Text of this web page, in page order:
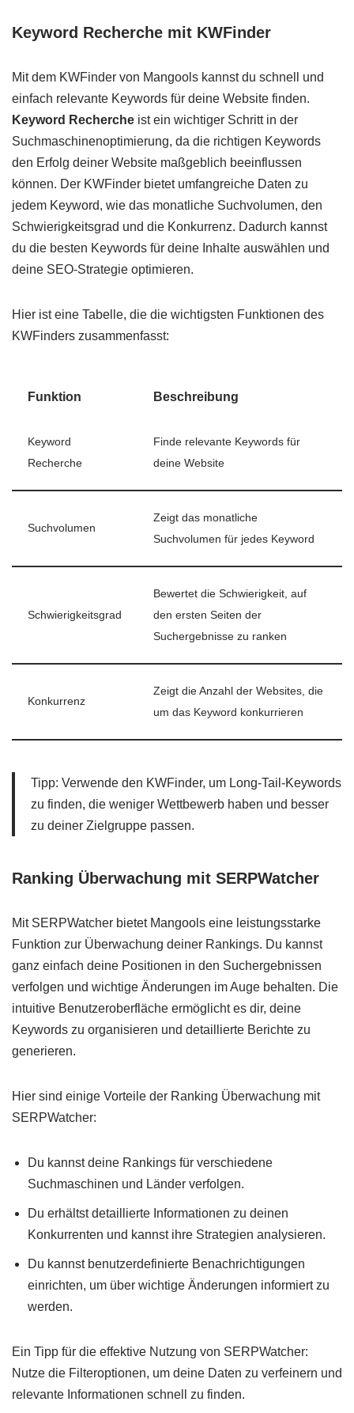
Keyword Recherche mit KWFinder
Mit dem KWFinder von Mangools kannst du schnell und
einfach relevante Keywords für deine Website finden.
Keyword Recherche ist ein wichtiger Schritt in der
Suchmaschinenoptimierung, da die richtigen Keywords
den Erfolg deiner Website maßgeblich beeinflussen
können. Der KWFinder bietet umfangreiche Daten zu
jedem Keyword, wie das monatliche Suchvolumen, den
Schwierigkeitsgrad und die Konkurrenz. Dadurch kannst
du die besten Keywords für deine Inhalte auswählen und
deine SEO-Strategie optimieren.
Hier ist eine Tabelle, die die wichtigsten Funktionen des
KWFinders zusammenfasst:
Funktion Beschreibung
Keyword
Recherche
Finde relevante Keywords für
deine Website
Suchvolumen
Zeigt das monatliche
Suchvolumen für jedes Keyword
Schwierigkeitsgrad
Bewertet die Schwierigkeit, auf
den ersten Seiten der
Suchergebnisse zu ranken
Konkurrenz
Zeigt die Anzahl der Websites, die
um das Keyword konkurrieren
Tipp: Verwende den KWFinder, um Long-Tail-Keywords
zu finden, die weniger Wettbewerb haben und besser
zu deiner Zielgruppe passen.
Ranking Überwachung mit SERPWatcher
Mit SERPWatcher bietet Mangools eine leistungsstarke
Funktion zur Überwachung deiner Rankings. Du kannst
ganz einfach deine Positionen in den Suchergebnissen
verfolgen und wichtige Änderungen im Auge behalten. Die
intuitive Benutzeroberfläche ermöglicht es dir, deine
Keywords zu organisieren und detaillierte Berichte zu
generieren.
Hier sind einige Vorteile der Ranking Überwachung mit
SERPWatcher:
Du kannst deine Rankings für verschiedene
Suchmaschinen und Länder verfolgen.
Du erhältst detaillierte Informationen zu deinen
Konkurrenten und kannst ihre Strategien analysieren.
Du kannst benutzerdefinierte Benachrichtigungen
einrichten, um über wichtige Änderungen informiert zu
werden.
Ein Tipp für die effektive Nutzung von SERPWatcher:
Nutze die Filteroptionen, um deine Daten zu verfeinern und
relevante Informationen schnell zu finden.